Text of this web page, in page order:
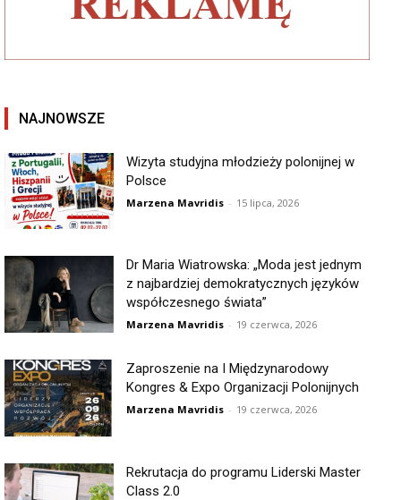
NAJNOWSZE
Wizyta studyjna młodzieży polonijnej w
Polsce
Marzena Mavridis - 15 lipca, 2026
Dr Maria Wiatrowska: „Moda jest jednym
z najbardziej demokratycznych języków
współczesnego świata”
Marzena Mavridis - 19 czerwca, 2026
Zaproszenie na I Międzynarodowy
Kongres & Expo Organizacji Polonijnych
Marzena Mavridis - 19 czerwca, 2026
Rekrutacja do programu Liderski Master
Class 2.0